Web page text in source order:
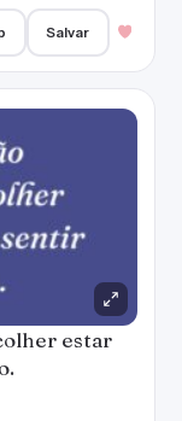
Salvar
estar